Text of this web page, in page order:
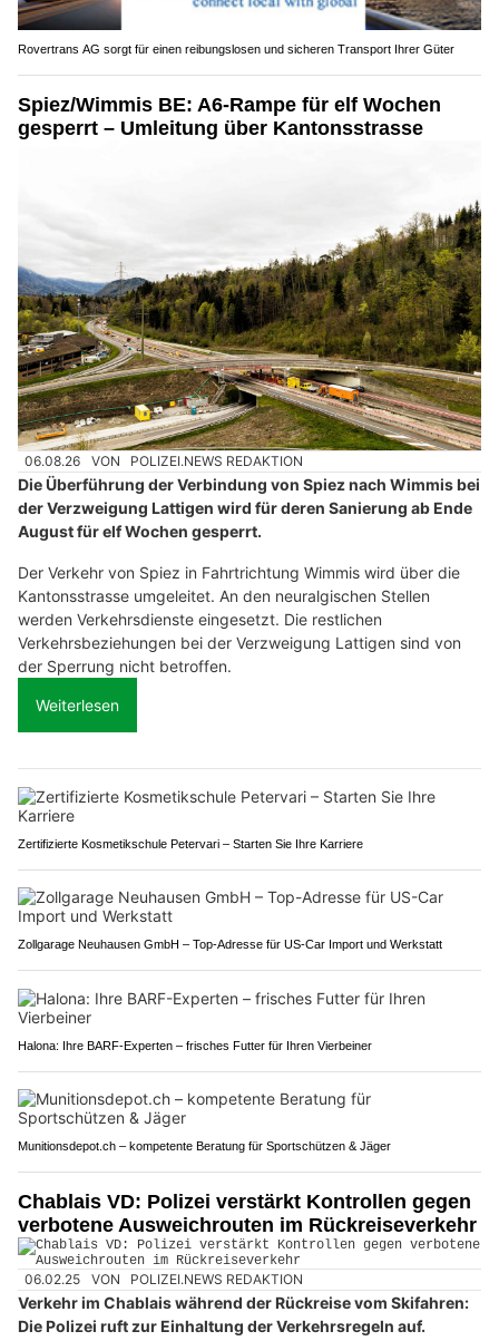
Rovertrans AG sorgt für einen reibungslosen und sicheren Transport Ihrer Güter
Spiez/Wimmis BE: A6-Rampe für elf Wochen
gesperrt – Umleitung über Kantonsstrasse
06.08.26 VON POLIZEI.NEWS REDAKTION
Die Überführung der Verbindung von Spiez nach Wimmis bei
der Verzweigung Lattigen wird für deren Sanierung ab Ende
August für elf Wochen gesperrt.
Der Verkehr von Spiez in Fahrtrichtung Wimmis wird über die
Kantonsstrasse umgeleitet. An den neuralgischen Stellen
werden Verkehrsdienste eingesetzt. Die restlichen
Verkehrsbeziehungen bei der Verzweigung Lattigen sind von
der Sperrung nicht betroffen.
Weiterlesen
Zertifizierte Kosmetikschule Petervari – Starten Sie Ihre Karriere
Zollgarage Neuhausen GmbH – Top-Adresse für US-Car Import und Werkstatt
Halona: Ihre BARF-Experten – frisches Futter für Ihren Vierbeiner
Munitionsdepot.ch – kompetente Beratung für Sportschützen & Jäger
Chablais VD: Polizei verstärkt Kontrollen gegen
verbotene Ausweichrouten im Rückreiseverkehr
06.02.25 VON POLIZEI.NEWS REDAKTION
Verkehr im Chablais während der Rückreise vom Skifahren:
Die Polizei ruft zur Einhaltung der Verkehrsregeln auf.